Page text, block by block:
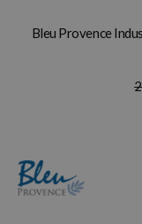
Bleu Provence